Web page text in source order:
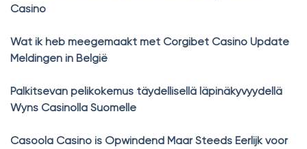
Casino
Wat ik heb meegemaakt met Corgibet Casino Update
Meldingen in België
Palkitsevan pelikokemus täydellisellä läpinäkyvyydellä
Wyns Casinolla Suomelle
Casoola Casino is Opwindend Maar Steeds Eerlijk voor